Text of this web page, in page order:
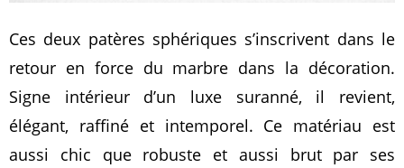
Ces deux patères sphériques s’inscrivent dans le
retour en force du marbre dans la décoration.
Signe intérieur d’un luxe suranné, il revient,
élégant, raffiné et intemporel. Ce matériau est
aussi chic que robuste et aussi brut par ses